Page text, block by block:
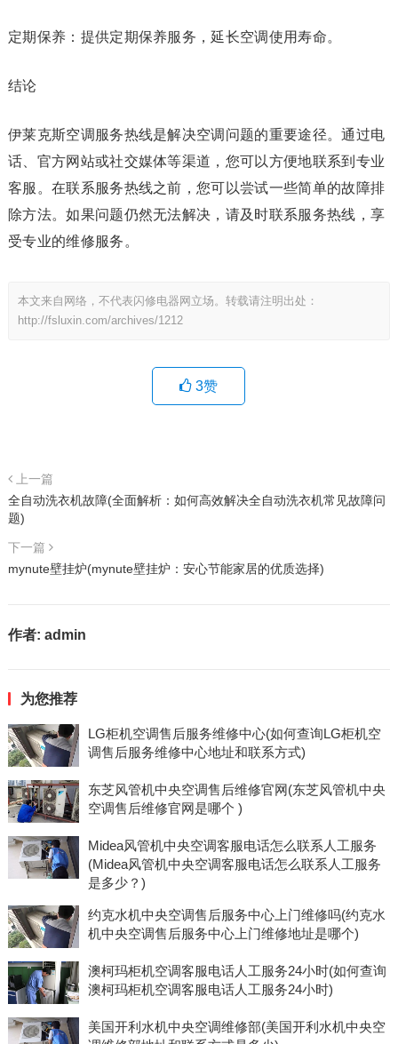
定期保养：提供定期保养服务，延长空调使用寿命。
结论
伊莱克斯空调服务热线是解决空调问题的重要途径。通过电
话、官方网站或社交媒体等渠道，您可以方便地联系到专业
客服。在联系服务热线之前，您可以尝试一些简单的故障排
除方法。如果问题仍然无法解决，请及时联系服务热线，享
受专业的维修服务。
本文来自网络，不代表闪修电器网立场。转载请注明出处：
http://fsluxin.com/archives/1212
3赞
上一篇
全自动洗衣机故障(全面解析：如何高效解决全自动洗衣机常见故障问
题)
下一篇
mynute壁挂炉(mynute壁挂炉：安心节能家居的优质选择)
作者: admin
为您推荐
LG柜机空调售后服务维修中心(如何查询LG柜机空
调售后服务维修中心地址和联系方式)
东芝风管机中央空调售后维修官网(东芝风管机中央
空调售后维修官网是哪个 )
Midea风管机中央空调客服电话怎么联系人工服务
(Midea风管机中央空调客服电话怎么联系人工服务
是多少？)
约克水机中央空调售后服务中心上门维修吗(约克水
机中央空调售后服务中心上门维修地址是哪个)
澳柯玛柜机空调客服电话人工服务24小时(如何查询
澳柯玛柜机空调客服电话人工服务24小时)
美国开利水机中央空调维修部(美国开利水机中央空